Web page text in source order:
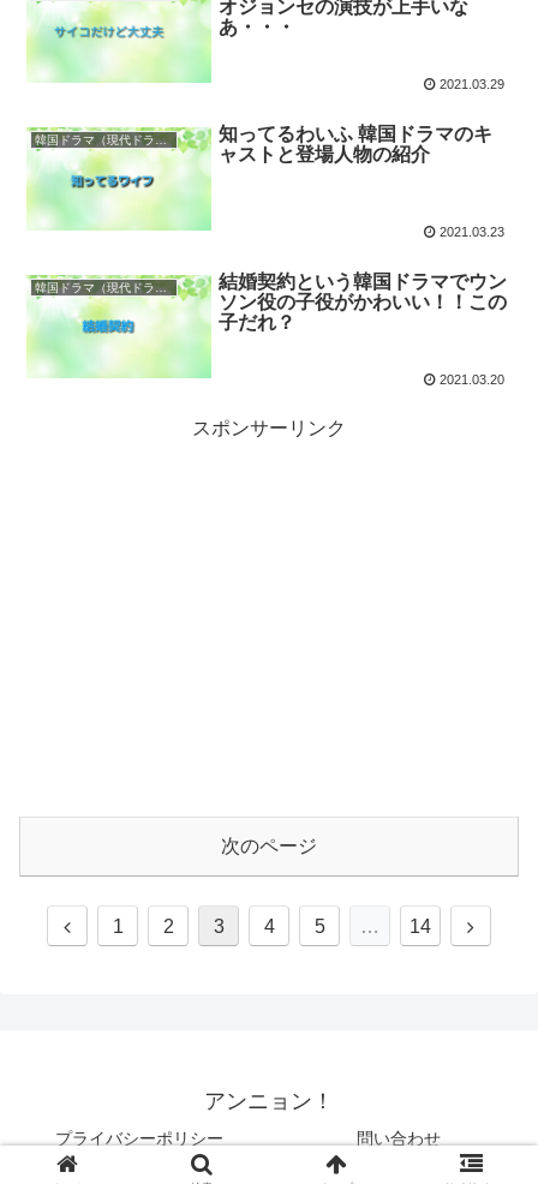
オジョンセの演技が上手いな
あ・・・
2021.03.29
韓国ドラマ（現代ドラマ）
知ってるわいふ 韓国ドラマのキ
ャストと登場人物の紹介
2021.03.23
韓国ドラマ（現代ドラマ）
結婚契約という韓国ドラマでウン
ソン役の子役がかわいい！！この
子だれ？
2021.03.20
スポンサーリンク
次のページ
1 2 3 4 5 … 14
アンニョン！
プライバシーポリシー 問い合わせ
© 2020 アンニョン！.